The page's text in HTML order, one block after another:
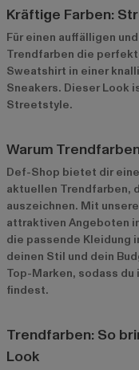
Kräftige Farben:
Für einen auffälligen
Trendfarben die
Sweatshirt in einer
Sneakers. Dieser Look
Streetstyle.
Warum
Def-Shop bietet dir
aktuellen Trendfarben,
auszeichnen. Mit
attraktiven Angeboten
die passende Kleidung
deinen Stil und dein
Top-Marken, sodass
findest.
Trendfarben: So
Look